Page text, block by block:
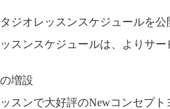
ジオレッスンスケジュールを公
スンスケジュールは、よりサー
増設
ッスンで大好評のNewコンセプ